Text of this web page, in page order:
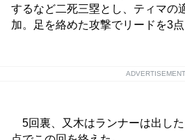
するなど二死三塁とし、ティマの
加。足を絡めた攻撃でリードを3点
ADVERTISEMENT
5回裏、又木はランナーは出し